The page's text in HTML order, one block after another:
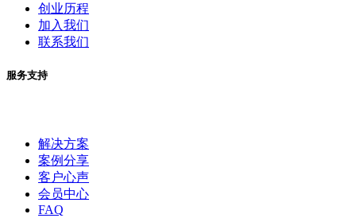
创业历程
加入我们
联系我们
服务支持
解决方案
案例分享
客户心声
会员中心
FAQ